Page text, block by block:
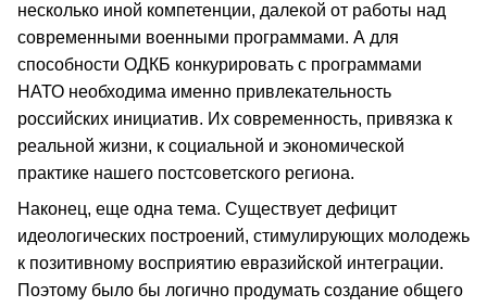
несколько иной компетенции, далекой от работы над
современными военными программами. А для
способности ОДКБ конкурировать с программами
НАТО необходима именно привлекательность
российских инициатив. Их современность, привязка к
реальной жизни, к социальной и экономической
практике нашего постсоветского региона.
Наконец, еще одна тема. Существует дефицит
идеологических построений, стимулирующих молодежь
к позитивному восприятию евразийской интеграции.
Поэтому было бы логично продумать создание общего